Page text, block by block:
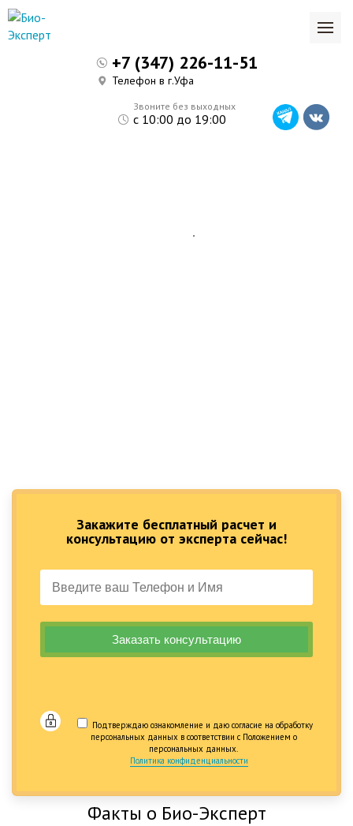
Закажите бесплатный расчет и
консультацию от эксперта сейчас!
Подтверждаю ознакомление и даю согласие на обработку
персональных данных в соответствии с Положением о
персональных данных.
Политика конфиденциальности
Звоните без выходных
с 10:00 до 19:00
+7 (347) 226-11-51
Телефон в г.Уфа
Факты о Био-Эксперт